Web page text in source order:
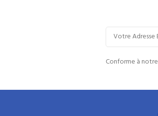
Conforme à notre